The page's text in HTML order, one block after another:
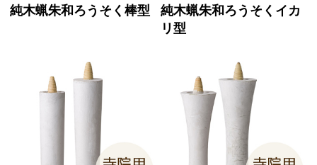
純木蝋朱和ろうそく棒型
純木蝋朱和ろうそくイカ
リ型